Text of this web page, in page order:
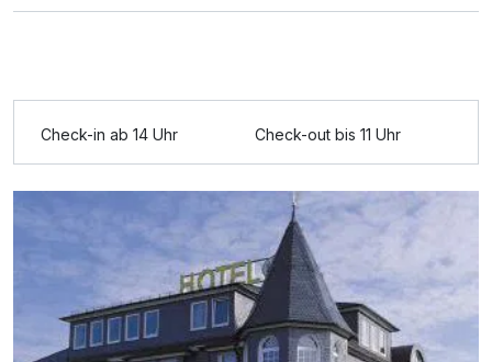
166,25 €
Check-in ab 14 Uhr Check-out bis 11 Uhr